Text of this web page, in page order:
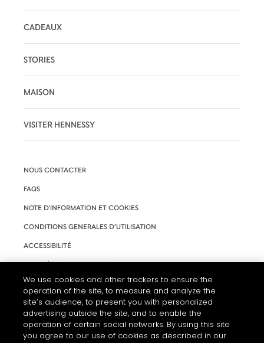
CADEAUX
STORIES
MAISON
VISITER HENNESSY
NOUS CONTACTER
FAQS
NOTE D'INFORMATION ET COOKIES
CONDITIONS GENERALES D’UTILISATION
ACCESSIBILITÉ
PARAMÈTRES DES COOKIES
We use cookies and other trackers to ensure the
operation of the site, to measure and analyze the
site’s audience, to present you with personalized
advertising outside the site, and to enable the
operation of certain social networks. By using this site
you agree to our use of cookies as described in our